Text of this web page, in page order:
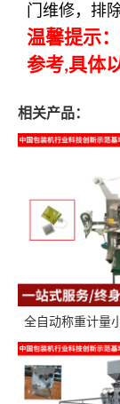
门维修，排
温馨提示
参考,具体
相关产品：
全自动称重计量
外袋包装机三角